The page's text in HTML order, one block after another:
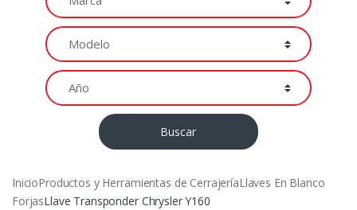
Buscar
InicioProductos y Herramientas de CerrajeríaLlaves En Blanco
ForjasLlave Transponder Chrysler Y160